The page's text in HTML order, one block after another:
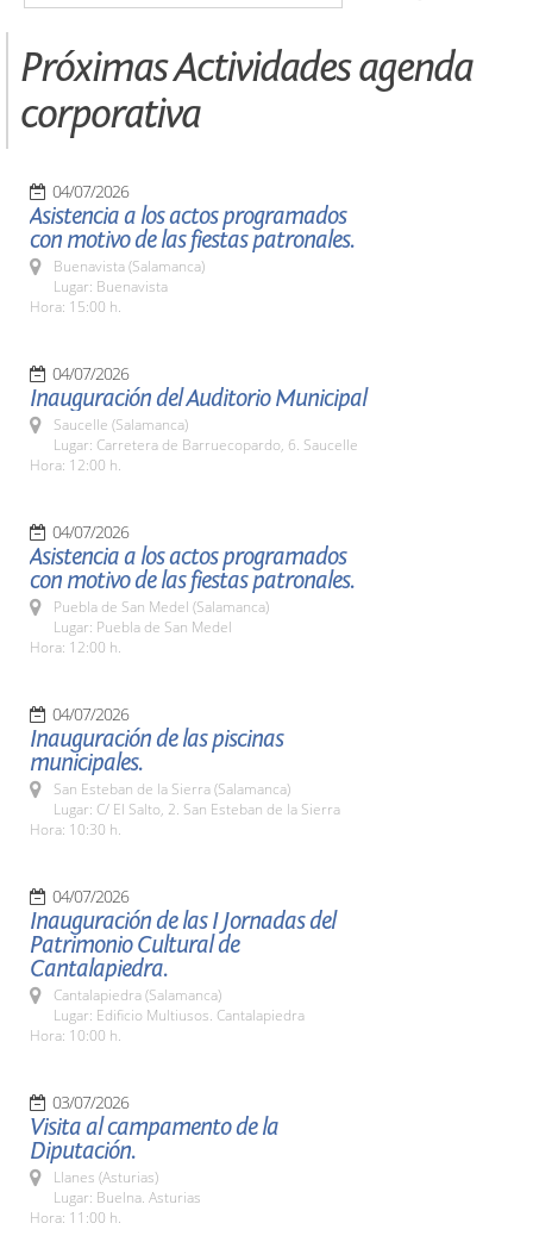
Próximas Actividades agenda
corporativa
04/07/2026
Asistencia a los actos programados
con motivo de las fiestas patronales.
Buenavista (Salamanca)
Lugar: Buenavista
Hora: 15:00 h.
04/07/2026
Inauguración del Auditorio Municipal
Saucelle (Salamanca)
Lugar: Carretera de Barruecopardo, 6. Saucelle
Hora: 12:00 h.
04/07/2026
Asistencia a los actos programados
con motivo de las fiestas patronales.
Puebla de San Medel (Salamanca)
Lugar: Puebla de San Medel
Hora: 12:00 h.
04/07/2026
Inauguración de las piscinas
municipales.
San Esteban de la Sierra (Salamanca)
Lugar: C/ El Salto, 2. San Esteban de la Sierra
Hora: 10:30 h.
04/07/2026
Inauguración de las I Jornadas del
Patrimonio Cultural de
Cantalapiedra.
Cantalapiedra (Salamanca)
Lugar: Edificio Multiusos. Cantalapiedra
Hora: 10:00 h.
03/07/2026
Visita al campamento de la
Diputación.
Llanes (Asturias)
Lugar: Buelna. Asturias
Hora: 11:00 h.